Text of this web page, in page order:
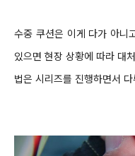
수중 쿠션은 이게 다가 아니
있으면 현장 상황에 따라 대
법은 시리즈를 진행하면서